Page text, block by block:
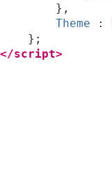
},
Theme
:
};
</script>